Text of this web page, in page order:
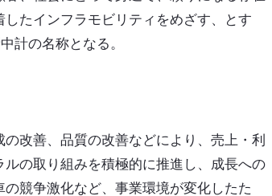
たインフラモビリティをめざす、とす
計の名称となる。
改善、品質の改善などにより、売上・利
の取り組みを積極的に推進し、成長への
競争激化など、事業環境が変化したた